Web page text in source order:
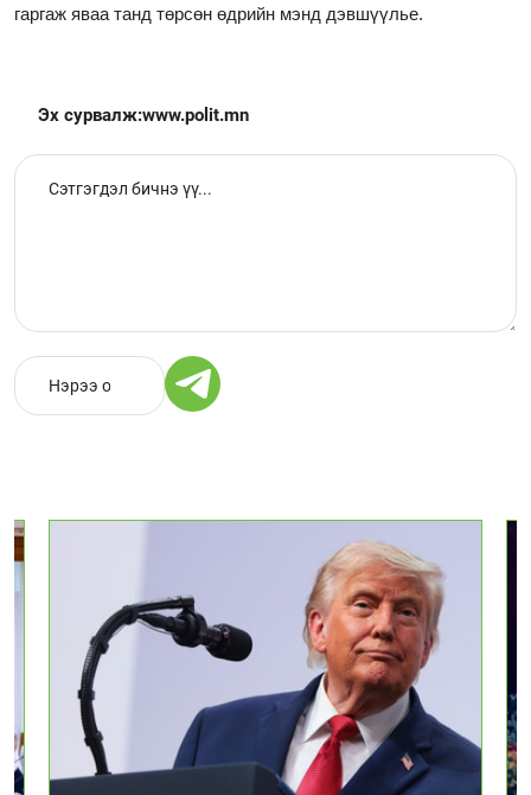
гаргаж яваа танд төрсөн өдрийн мэнд дэвшүүлье.
Эх сурвалж:www.polit.mn